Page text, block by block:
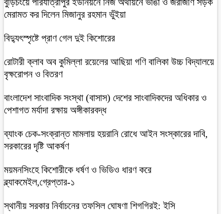
মেরামত কর দিলেন মিজানুর রহমান ভুঁইয়া
বিদ্যুৎস্পৃষ্টে প্রাণ গেল দুই কিশোরের
রোটারী ক্লাব অব কুমিল্লা রয়েলের আছিয়া গণি বালিকা উচ্চ বিদ্যালয়ে
বৃক্ষরোপন ও বিতরণ
বাংলাদেশ সাংবাদিক সংস্থা (বাসাস) দেশের সাংবাদিকদের অধিকার ও
পেশাগত মর্যাদা রক্ষায় অঙ্গীকারবদ্ধ
ব্যাংক চেক-সংক্রান্ত মামলায় হয়রানি রোধে আইন সংস্কারের দাবি,
সরকারের দৃষ্টি আকর্ষণ
ময়মনসিংহে কিশোরীকে ধর্ষণ ও ভিডিও ধারণ করে
ব্ল্যাকমেইল,গ্রেপ্তার-১
স্থানীয় সরকার নির্বাচনের তফসিল ঘোষণা শিগগিরই: ইসি